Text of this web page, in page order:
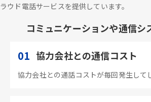
ラウド電話サービスを提供しています。
コミュニケーションや通信シ
01 協力会社との通信コスト
協力会社との通話コストが毎回発生して